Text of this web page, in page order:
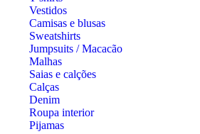
Vestidos
Camisas e blusas
Sweatshirts
Jumpsuits / Macacão
Malhas
Saias e calções
Calças
Denim
Roupa interior
Pijamas